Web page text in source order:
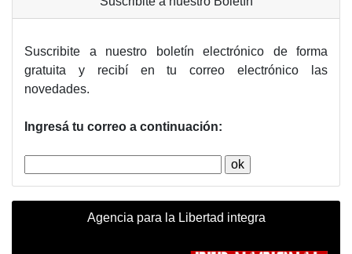
Suscribite a nuestro boletín electrónico de forma
gratuita y recibí en tu correo electrónico las
novedades.
Ingresá tu correo a continuación:
Agencia para la Libertad integra